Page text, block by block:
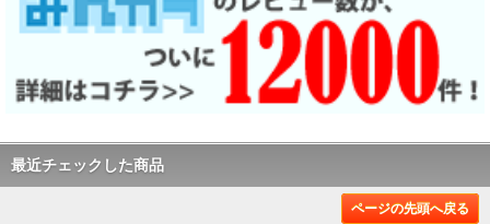
最近チェックした商品
ページの先頭へ戻る